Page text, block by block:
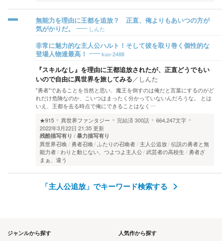
無能力を理由に王都を追放？ 正直、俺よりもあいつの方が
気がかりだ。
しんた
非常に魅力的な主人公ハルト！そして彼を取り巻く個性的な
登場人物達最高！
kuu-2488
『スキルなし』を理由に王都追放されたが、正直どうでもい
いので自由に異世界を旅してみる ／ しんた
"勇者"であることを当然と思い、魔王を倒すのは俺だと言葉にするのがど
れだけ危険なのか、こいつはまったく分かっていないんだろうな。 とは
いえ、王都を去る時点で俺にできることはなく…
★915
異世界ファンタジー 完結済300話
664,247文字
2022年3月22日 21:35 更新
残酷描写有り 暴力描写有り
異世界召喚 勇者召喚 ふたりの召喚者 主人公追放 伝説の勇者と無
能力者 わりと動じない、つよつよ主人公 武芸者の高校生
勇者ざ
まぁ、違う
「主人公追放」でキーワード検索する
人気作から探す
ジャンルから探す